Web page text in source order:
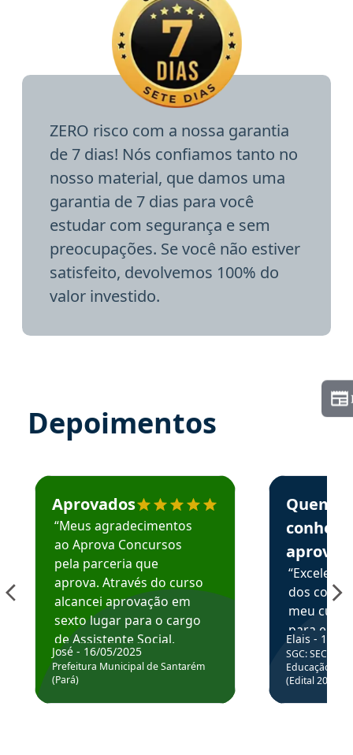
ZERO risco com a nossa garantia
de 7 dias! Nós confiamos tanto no
nosso material, que damos uma
garantia de 7 dias para você
estudar com segurança e sem
preocupações. Se você não estiver
satisfeito, devolvemos 100% do
valor investido.
Depoimentos
Estudante José recomenda o Aprova Concursos em
Aprovados
“Meus agradecimentos
ao Aprova Concursos
pela parceria que
aprova. Através do curso
alcancei aprovação em
sexto lugar para o cargo
de Assistente Social.
Hoje estou atuando na
Prefeitura de Santarém.
José - 16/05/2025
Prefeitura Municipal de Santarém
(Pará)
Estudante
Quem
aprova
dos
meu
para
colocar
através
de
Elais - 15/
SGC: SEC BA
Educação
(Edital